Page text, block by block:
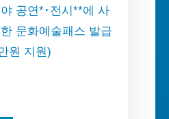
공연*･전시**에 사
문화예술패스 발급
원 지원)